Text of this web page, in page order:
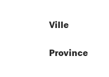
Ville
Province